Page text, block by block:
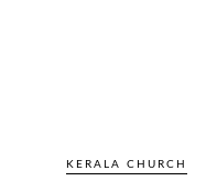
KERALA CHURCH